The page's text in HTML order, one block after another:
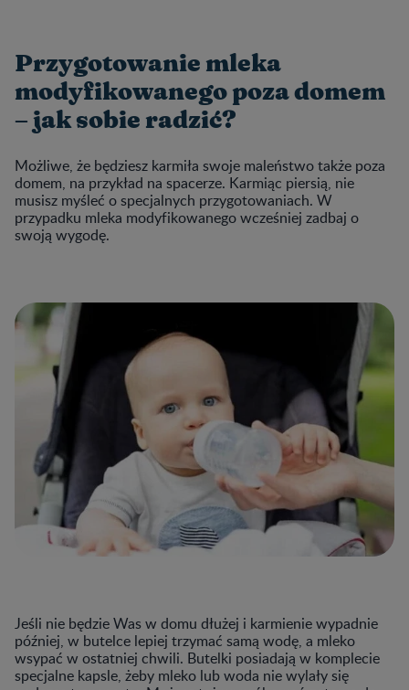
Przygotowanie mleka
modyfikowanego poza domem
– jak sobie radzić?
Możliwe, że będziesz karmiła swoje maleństwo także poza
domem, na przykład na spacerze. Karmiąc piersią, nie
musisz myśleć o specjalnych przygotowaniach. W
przypadku mleka modyfikowanego wcześniej zadbaj o
swoją wygodę.
Jeśli nie będzie Was w domu dłużej i karmienie wypadnie
później, w butelce lepiej trzymać samą wodę, a mleko
wsypać w ostatniej chwili. Butelki posiadają w komplecie
specjalne kapsle, żeby mleko lub woda nie wylały się